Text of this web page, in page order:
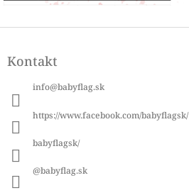
pKontakt
info@babyflag.sk
https://www.facebook.com/babyflagsk/
babyflagsk/
@babyflag.sk